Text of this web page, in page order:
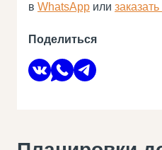
в WhatsApp или
Поделиться